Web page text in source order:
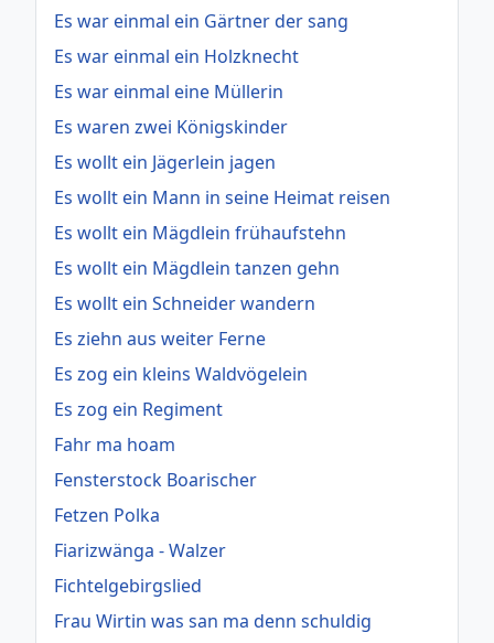
Es war einmal ein Gärtner der sang
Es war einmal ein Holzknecht
Es war einmal eine Müllerin
Es waren zwei Königskinder
Es wollt ein Jägerlein jagen
Es wollt ein Mann in seine Heimat reisen
Es wollt ein Mägdlein frühaufstehn
Es wollt ein Mägdlein tanzen gehn
Es wollt ein Schneider wandern
Es ziehn aus weiter Ferne
Es zog ein kleins Waldvögelein
Es zog ein Regiment
Fahr ma hoam
Fensterstock Boarischer
Fetzen Polka
Fiarizwänga - Walzer
Fichtelgebirgslied
Frau Wirtin was san ma denn schuldig